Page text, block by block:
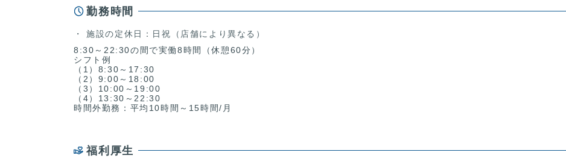
勤務時間
施設の定休日：日祝（店舗により異なる）
8:30～22:30の間で実働8時間（休憩60分）
シフト例
（1）8:30～17:30
（2）9:00～18:00
（3）10:00～19:00
（4）13:30～22:30
時間外勤務：平均10時間～15時間/月
福利厚生